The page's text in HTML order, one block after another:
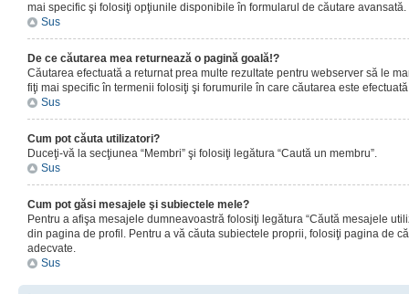
mai specific şi folosiţi opţiunile disponibile în formularul de căutare avansată.
Sus
De ce căutarea mea returnează o pagină goală!?
Căutarea efectuată a returnat prea multe rezultate pentru webserver să le
fiţi mai specific în termenii folosiţi şi forumurile în care căutarea este
Sus
Cum pot căuta utilizatori?
Duceţi-vă la secţiunea “Membri” şi folosiţi legătura “Caută un membru”.
Sus
Cum pot găsi mesajele şi subiectele mele?
Pentru a afişa mesajele dumneavoastră folosiţi legătura “Căută mesajele
din pagina de profil. Pentru a vă căuta subiectele proprii, folosiţi pagina de
adecvate.
Sus